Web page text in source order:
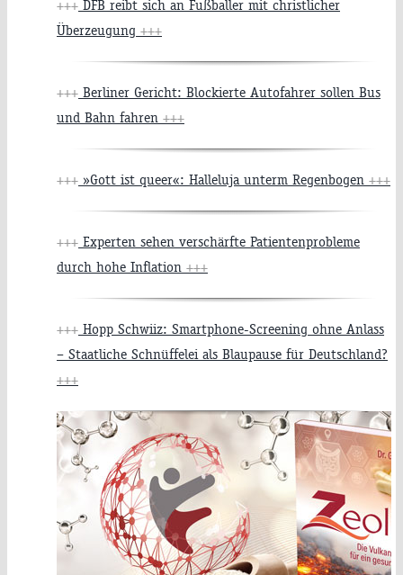
+++ DFB reibt sich an Fußballer mit christlicher
Überzeugung +++
+++ Berliner Gericht: Blockierte Autofahrer sollen Bus
und Bahn fahren +++
+++ »Gott ist queer«: Halleluja unterm Regenbogen +++
+++ Experten sehen verschärfte Patientenprobleme
durch hohe Inflation +++
+++ Hopp Schwiiz: Smartphone-Screening ohne Anlass
– Staatliche Schnüffelei als Blaupause für Deutschland?
+++